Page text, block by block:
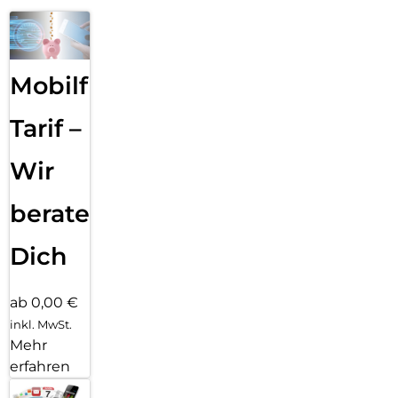
Mobilfunk
Tarif –
Wir
beraten
Dich
ab 0,00 €
inkl. MwSt.
Mehr
erfahren